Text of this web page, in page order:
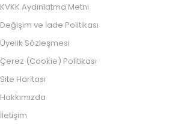
KVKK Aydınlatma Metni
Değişim ve İade Politikası
Üyelik Sözleşmesi
Çerez (Cookie) Politikası
Site Haritası
Hakkımızda
İletişim